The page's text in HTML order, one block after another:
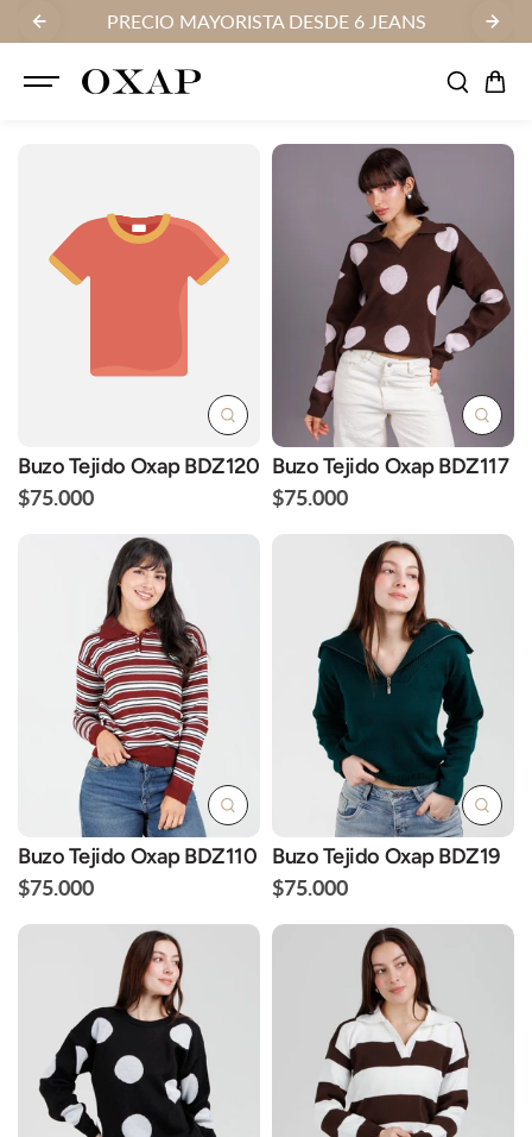
CONTENID
O
PRECIO MAYORISTA DESDE 6 JEANS
Buzo Tejido Oxap BDZ120
$75.000
Buzo Tejido Oxap BDZ117
$75.000
Buzo Tejido Oxap BDZ110
$75.000
Buzo Tejido Oxap BDZ19
$75.000